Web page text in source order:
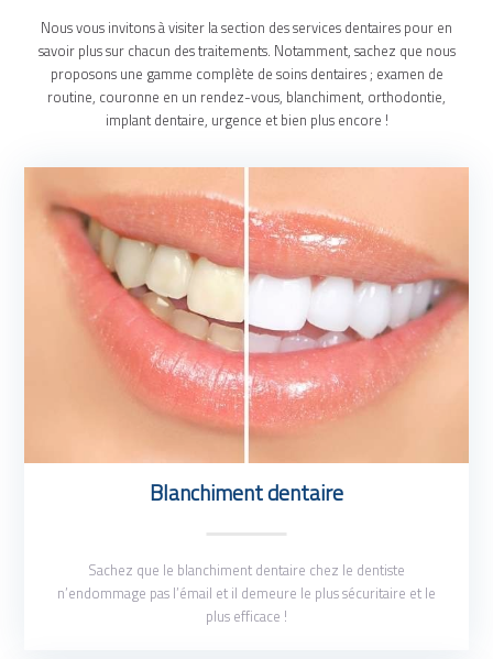
Nous vous invitons à visiter la section des services dentaires pour en
savoir plus sur chacun des traitements. Notamment, sachez que nous
proposons une gamme complète de soins dentaires ; examen de
routine, couronne en un rendez-vous, blanchiment, orthodontie,
implant dentaire, urgence et bien plus encore !
Blanchiment dentaire
Sachez que le blanchiment dentaire chez le dentiste
n’endommage pas l’émail et il demeure le plus sécuritaire et le
plus efficace !